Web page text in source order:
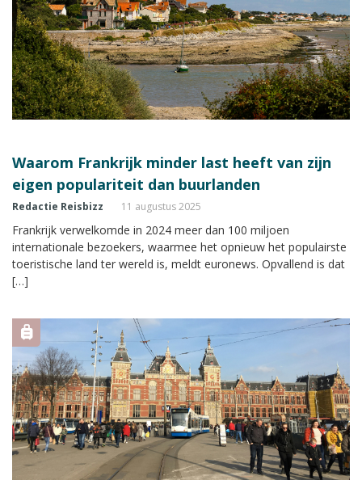
Waarom Frankrijk minder last heeft van zijn
eigen populariteit dan buurlanden
Redactie Reisbizz 11 augustus 2025
Frankrijk verwelkomde in 2024 meer dan 100 miljoen
internationale bezoekers, waarmee het opnieuw het populairste
toeristische land ter wereld is, meldt euronews. Opvallend is dat
[…]